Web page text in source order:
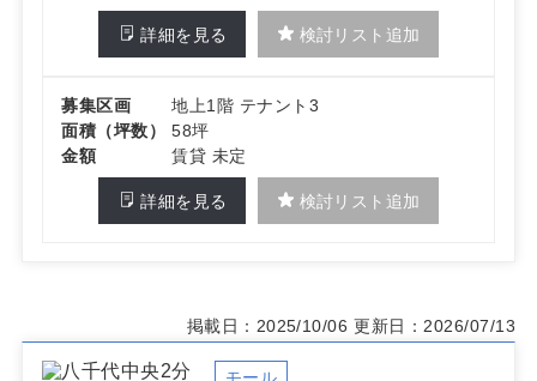
詳細を見る 検討リスト追加
募集区画
地上1階 テナント3
面積（坪数）
58坪
金額
賃貸 未定
詳細を見る 検討リスト追加
掲載日：2025/10/06 更新日：2026/07/13
モール